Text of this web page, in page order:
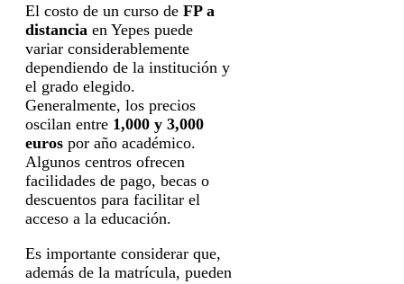
El costo de un curso de FP a
distancia en Yepes puede
variar considerablemente
dependiendo de la institución y
el grado elegido.
Generalmente, los precios
oscilan entre 1,000 y 3,000
euros por año académico.
Algunos centros ofrecen
facilidades de pago, becas o
descuentos para facilitar el
acceso a la educación.
Es importante considerar que,
además de la matrícula, pueden